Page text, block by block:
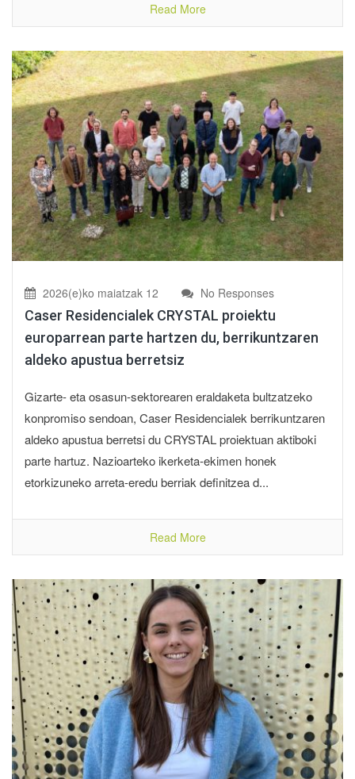
Read More
2026(e)ko maiatzak 12 No Responses
Caser Residencialek CRYSTAL proiektu
europarrean parte hartzen du, berrikuntzaren
aldeko apustua berretsiz
Gizarte- eta osasun-sektorearen eraldaketa bultzatzeko
konpromiso sendoan, Caser Residencialek berrikuntzaren
aldeko apustua berretsi du CRYSTAL proiektuan aktiboki
parte hartuz. Nazioarteko ikerketa-ekimen honek
etorkizuneko arreta-eredu berriak definitzea d...
Read More